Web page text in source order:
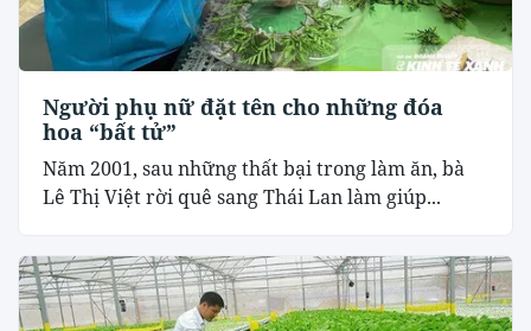
Người phụ nữ đặt tên cho những đóa
hoa “bất tử”
Năm 2001, sau những thất bại trong làm ăn, bà
Lê Thị Việt rời quê sang Thái Lan làm giúp...